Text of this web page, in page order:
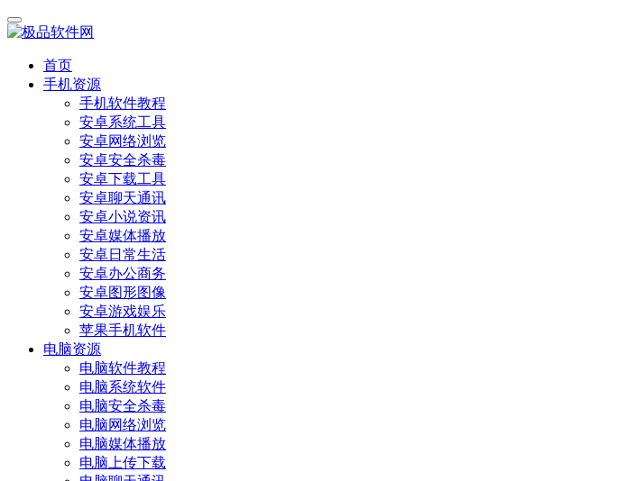
首页
手机资源
手机软件教程
安卓系统工具
安卓网络浏览
安卓安全杀毒
安卓下载工具
安卓聊天通讯
安卓小说资讯
安卓媒体播放
安卓日常生活
安卓办公商务
安卓图形图像
安卓游戏娱乐
苹果手机软件
电脑资源
电脑软件教程
电脑系统软件
电脑安全杀毒
电脑网络浏览
电脑媒体播放
电脑上传下载